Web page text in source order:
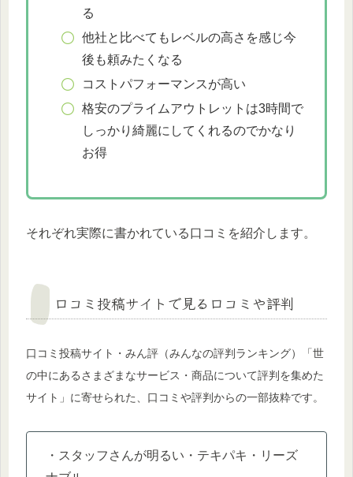
る
他社と比べてもレベルの高さを感じ今
後も頼みたくなる
コストパフォーマンスが高い
格安のプライムアウトレットは3時間で
しっかり綺麗にしてくれるのでかなり
お得
それぞれ実際に書かれている口コミを紹介します。
口コミ投稿サイトで見る口コミや評判
口コミ投稿サイト・みん評（みんなの評判ランキング）「世
の中にあるさまざまなサービス・商品について評判を集めた
サイト」に寄せられた、口コミや評判からの一部抜粋です。
・スタッフさんが明るい・テキパキ・リーズ